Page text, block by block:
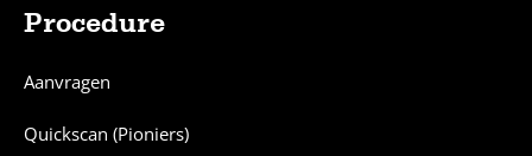
Procedure
Aanvragen
Quickscan (Pioniers)